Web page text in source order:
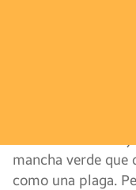
Las
extraño
parte de la vida
de la Plata, en el
llamadas algas
verano crecen
mancha verde que
como una plaga.